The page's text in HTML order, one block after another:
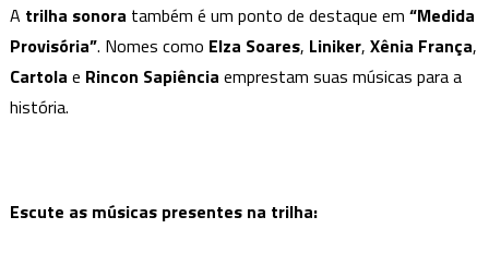
A trilha sonora também é um ponto de destaque em “Medida
Provisória”. Nomes como Elza Soares, Liniker, Xênia França,
Cartola e Rincon Sapiência emprestam suas músicas para a
história.
Escute as músicas presentes na trilha: